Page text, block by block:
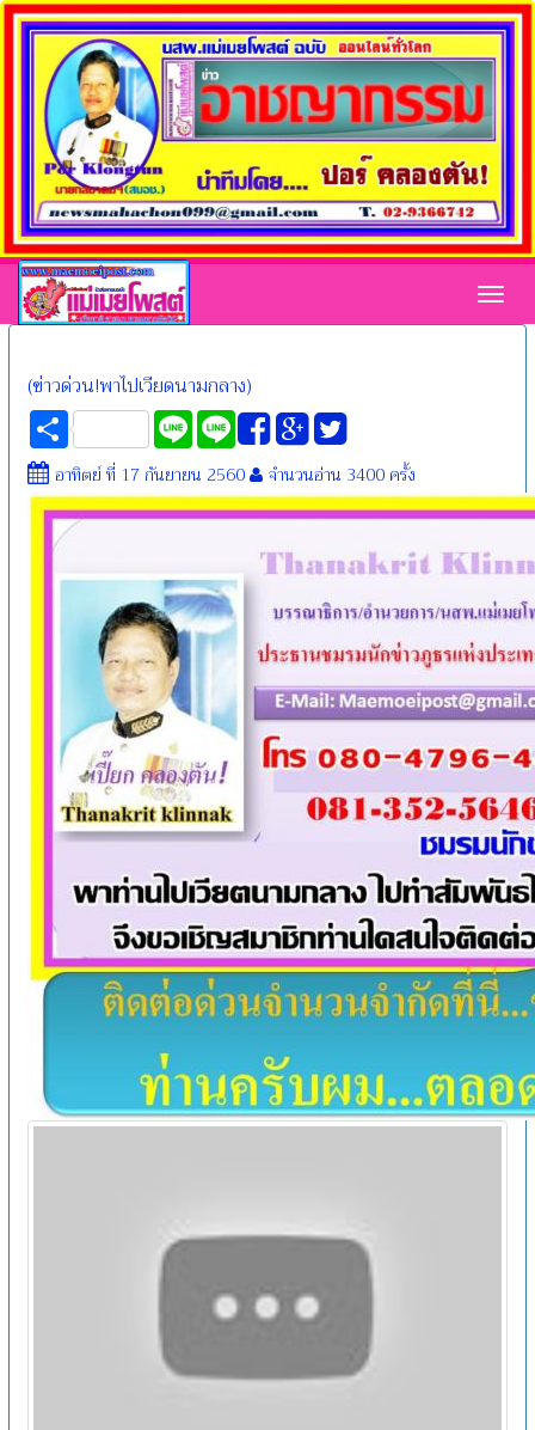
(ข่าวด่วน!พาไปเวียดนามกลาง)
Share
LineLine
อาทิตย์ ที่ 17 กันยายน 2560 จำนวนอ่าน 3400 ครั้ง